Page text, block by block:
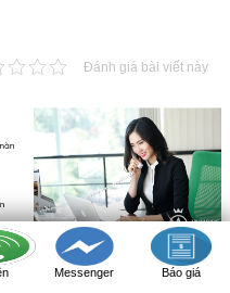
Đánh giá bài viết này
Messenger Báo giá